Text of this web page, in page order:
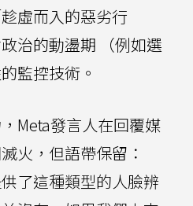
虛而入的惡劣行
治的動盪期 （例如選
監控技術。
Meta發言人在回覆媒
火，但語帶保留：
了這種類型的人臉辨